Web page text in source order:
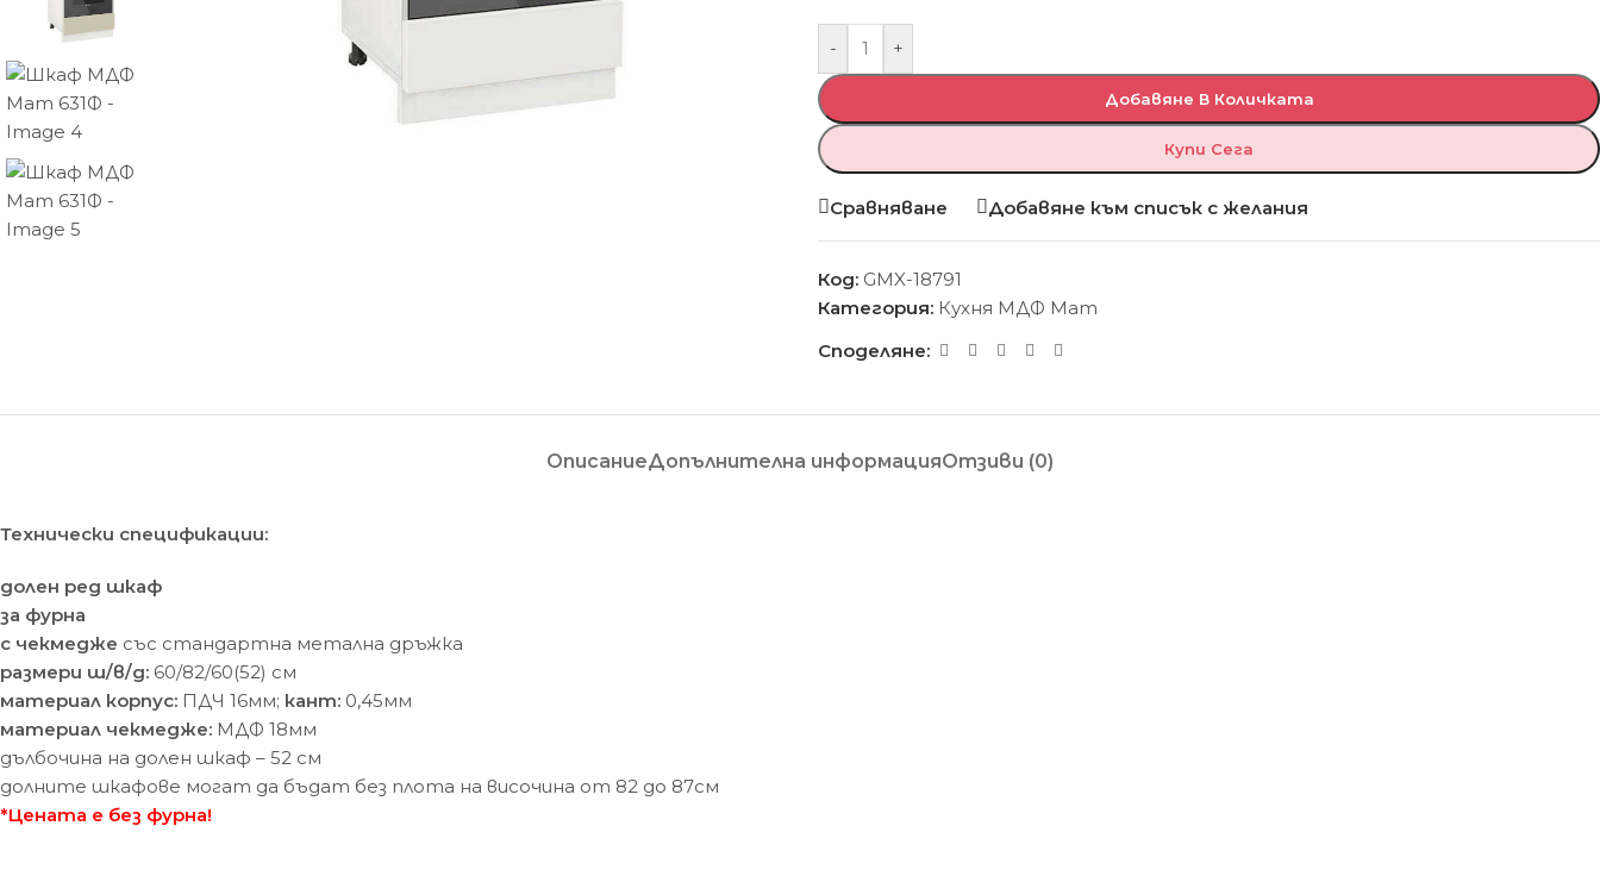
- +
Добавяне В Количката
Купи Сега
Сравняване Добавяне към списък с желания
Код: GMX-18791
Категория: Кухня МДФ Мат
Споделяне:
ОписаниеДопълнителна информацияОтзиви (0)
Технически спецификации:
долен ред шкаф
за фурна
с чекмедже със стандартна метална дръжка
размери ш/в/д: 60/82/60(52) cм
материал корпус: ПДЧ 16мм; кант: 0,45мм
материал чекмедже: МДФ 18мм
дълбочина на долен шкаф – 52 см
долните шкафове могат да бъдат без плота на височина от 82 до 87см
*Цената е без фурна!